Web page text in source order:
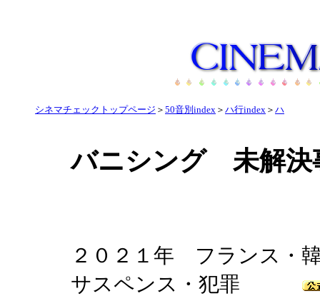
シネマチェックトップページ ＞ 50音別index ＞ ハ行index ＞ ハ
バニシング 未解決
２０２１年 フランス・
サスペンス・犯罪